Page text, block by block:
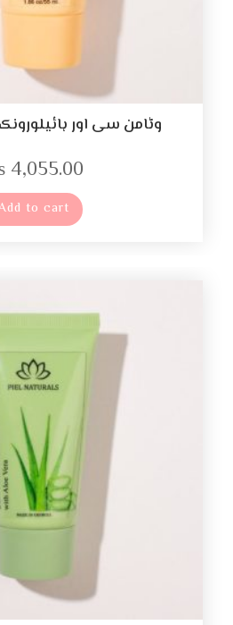
وٹامن سی اور
4,055.00
to cart